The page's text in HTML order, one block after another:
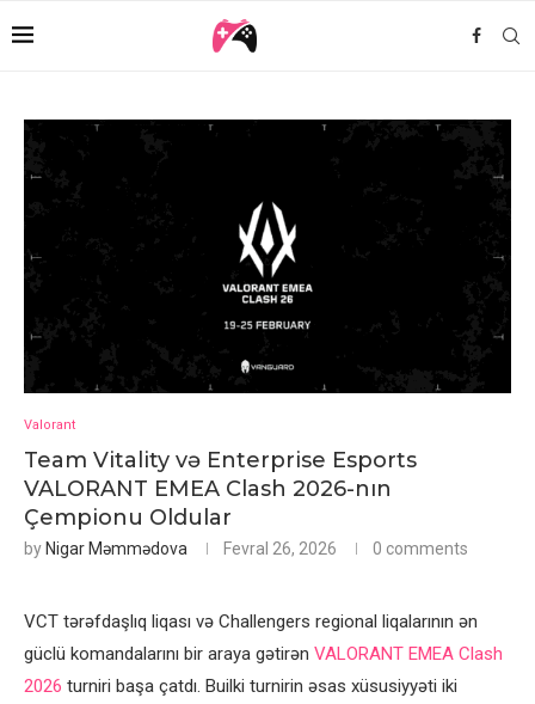
Valorant
Team Vitality və Enterprise Esports
VALORANT EMEA Clash 2026-nın
Çempionu Oldular
by Nigar Məmmədova Fevral 26, 2026 0 comments
VCT tərəfdaşlıq liqası və Challengers regional liqalarının ən
güclü komandalarını bir araya gətirən VALORANT EMEA Clash
2026 turniri başa çatdı. Builki turnirin əsas xüsusiyyəti iki